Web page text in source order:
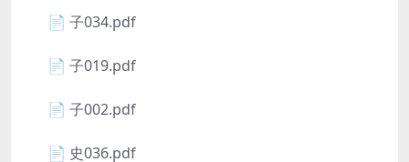
📄 子034.pdf
📄 子019.pdf
📄 子002.pdf
📄 史036.pdf